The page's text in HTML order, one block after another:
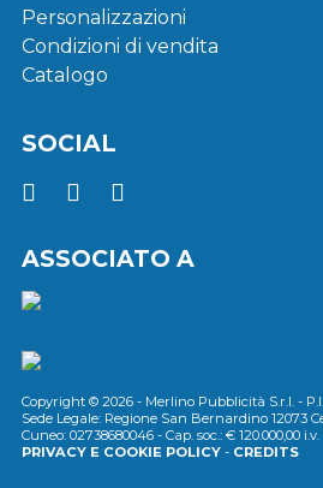
Personalizzazioni
Condizioni di vendita
Catalogo
SOCIAL
ASSOCIATO A
Copyright © 2026 - Merlino Pubblicità S.r.l. -
Sede Legale: Regione San Bernardino 12073
Cuneo: 02738680046 - Cap. soc.: € 120.000,00 i.v.
PRIVACY E COOKIE POLICY- CREDITS